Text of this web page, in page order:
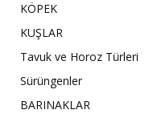
KÖPEK
KUŞLAR
Tavuk ve Horoz Türleri
Sürüngenler
BARINAKLAR